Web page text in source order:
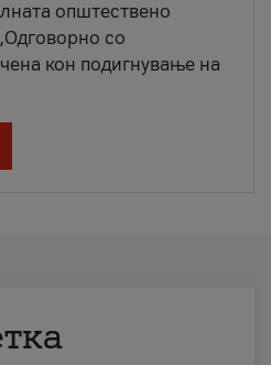
општествено
со
кон подигнување на